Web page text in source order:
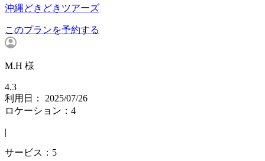
沖縄どきどきツアーズ
このプランを予約する
M.H 様
4.3
利用日： 2025/07/26
ロケーション：4
|
サービス：5